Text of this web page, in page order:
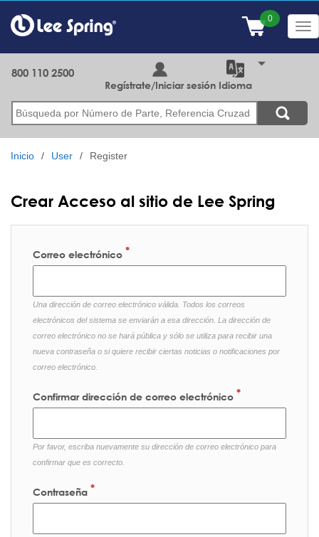
contenido
principal
Buscar
800 110 2500
Regístrate/Iniciar sesiónIdioma
Inicio User Register
Crear Acceso al sitio de Lee Spring
Correo electrónico
Una dirección de correo electrónico válida. Todos los correos
electrónicos del sistema se enviarán a esa dirección. La dirección de
correo electrónico no se hará pública y sólo se utiliza para recibir una
nueva contraseña o si quiere recibir ciertas noticias o notificaciones por
correo electrónico.
Confirmar dirección de correo electrónico
Por favor, escriba nuevamente su dirección de correo electrónico para
confirmar que es correcto.
Contraseña